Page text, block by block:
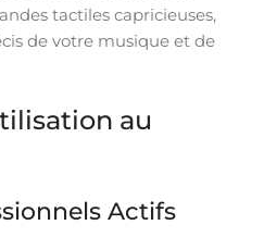
tactiles capricieuses,
de votre musique et de
au
Actifs